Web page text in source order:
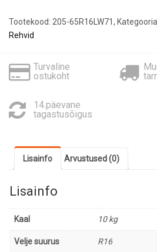
kogus
Tootekood: 205-65R16LW71,
Rehvid
Turvaline
ostukoht
14.päevane
tagastusõigus
Lisainfo Arvustused (0)
Lisainfo
Kaal 10 kg
Velje suurus R16